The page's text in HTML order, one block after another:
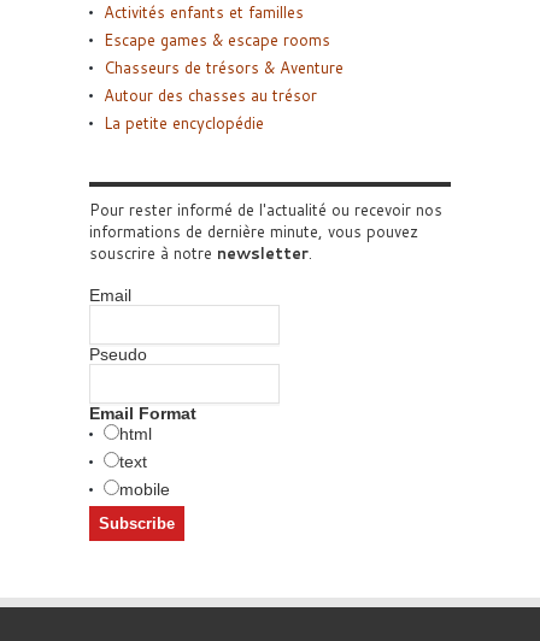
Activités enfants et familles
Escape games & escape rooms
Chasseurs de trésors & Aventure
Autour des chasses au trésor
La petite encyclopédie
Pour rester informé de l'actualité ou recevoir nos
informations de dernière minute, vous pouvez
souscrire à notre newsletter.
Email
Pseudo
Email Format
html
text
mobile